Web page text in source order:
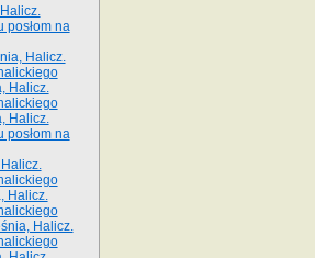
posłom na
Halicz.
Halicz.
Halicz.
posłom na
Halicz.
Halicz.